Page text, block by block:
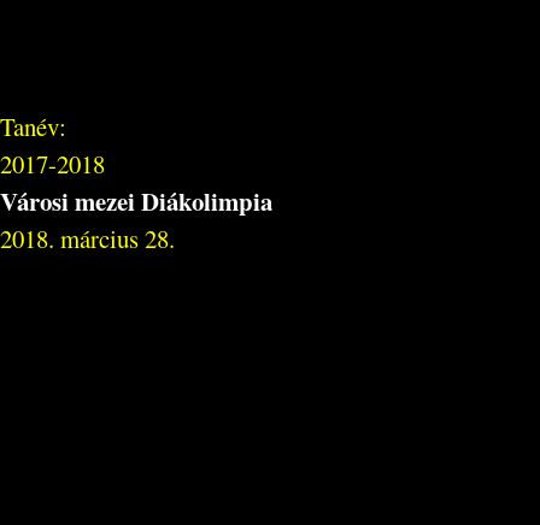
Tanév:
2017-2018
Városi mezei Diákolimpia
2018. március 28.